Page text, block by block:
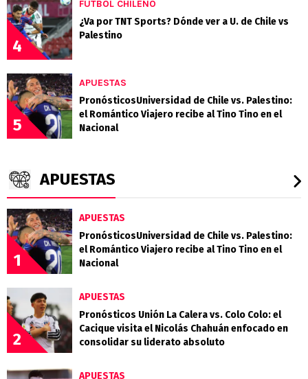
4
FÚTBOL CHILENO
¿Va por TNT Sports? Dónde ver a U. de Chile vs
Palestino
5
APUESTAS
PronósticosUniversidad de Chile vs. Palestino:
el Romántico Viajero recibe al Tino Tino en el
Nacional
APUESTAS
1
APUESTAS
PronósticosUniversidad de Chile vs. Palestino:
el Romántico Viajero recibe al Tino Tino en el
Nacional
2
APUESTAS
Pronósticos Unión La Calera vs. Colo Colo: el
Cacique visita el Nicolás Chahuán enfocado en
consolidar su liderato absoluto
APUESTAS